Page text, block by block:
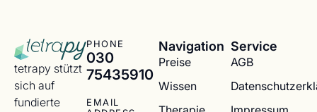
tetrapy stützt
sich auf
fundierte
PHONE
030
75435910
EMAIL
Navigation
Preise
Wissen
Service
AGB